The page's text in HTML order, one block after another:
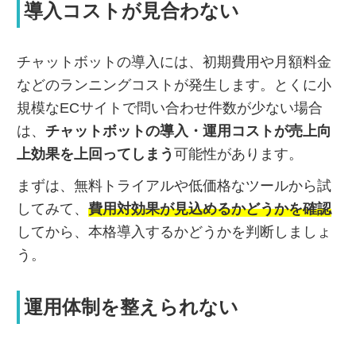
導入コストが見合わない
チャットボットの導入には、初期費用や月額料金
などのランニングコストが発生します。とくに小
規模なECサイトで問い合わせ件数が少ない場合
は、 チャットボットの導入・運用コストが売上向
上効果を上回ってしまう 可能性があります。
まずは、無料トライアルや低価格なツールから試
してみて、 費用対効果が見込めるかどうかを確認
してから、本格導入するかどうかを判断しましょ
う。
運用体制を整えられない